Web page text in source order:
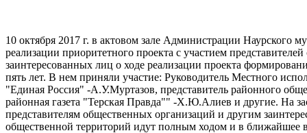
10 октября 2017 г. в актовом зале Администрации Наурского
реализации приоритетного проекта с участием
заинтересованных лиц о ходе реализации проекта
пять лет. В нем приняли участие: Руководитель Местного
"Единая Россия" -А.У.Муртазов, представитель районного
районная газета "Терская Правда"" -Х.Ю.Алиев и другие. На
представителям общественных организаций и другим
общественной территорий идут полным ходом и в ближайшее